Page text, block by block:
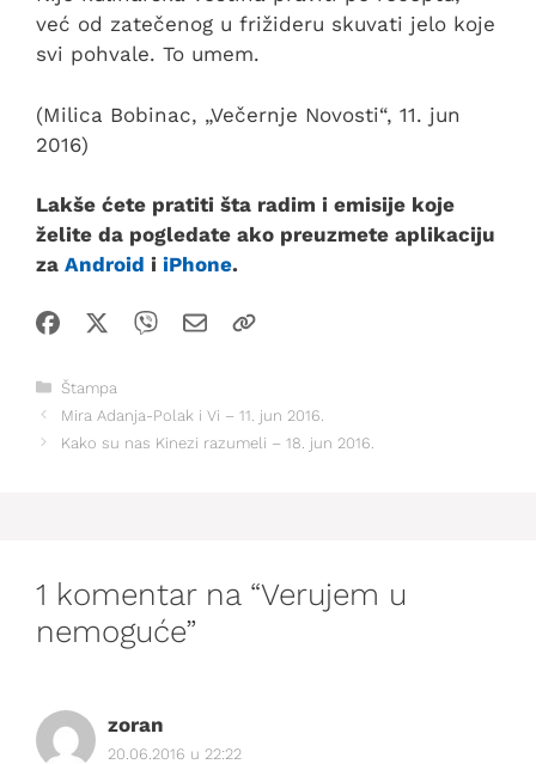
već od zatečenog u frižideru skuvati jelo koje
svi pohvale. To umem.
(Milica Bobinac, „Večernje Novosti“, 11. jun
2016)
Lakše ćete pratiti šta radim i emisije koje
želite da pogledate ako preuzmete aplikaciju
za Android i iPhone.
Kategorije
Štampa
Mira Adanja-Polak i Vi – 11. jun 2016.
Kako su nas Kinezi razumeli – 18. jun 2016.
1 komentar na “Verujem u
nemoguće”
zoran
20.06.2016 u 22:22